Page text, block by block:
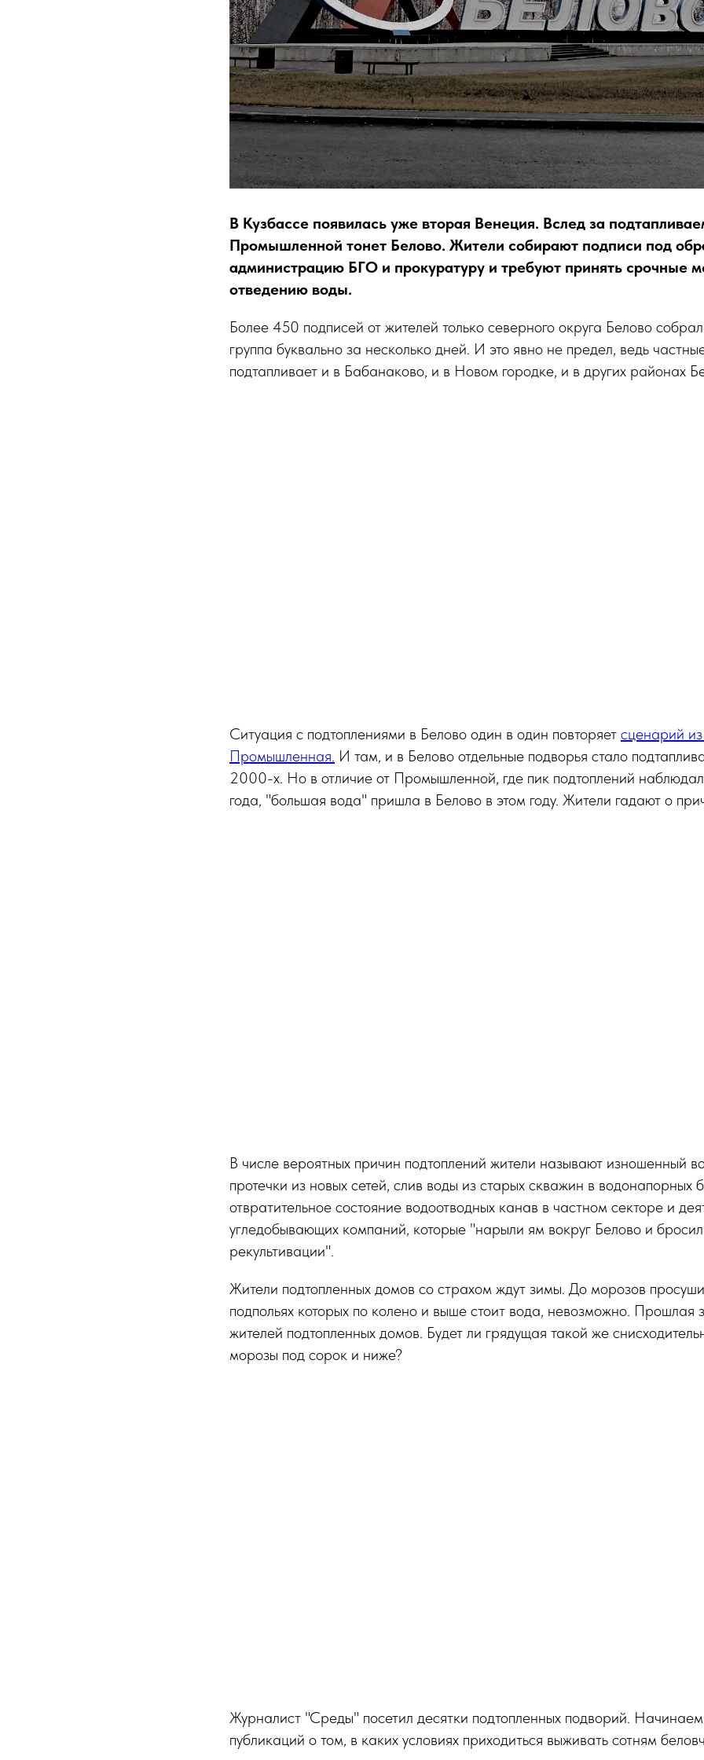
В Кузбассе появилась уже вторая Венеция. Вслед за
Промышленной тонет Белово. Жители собирают подписи под
администрацию БГО и прокуратуру и требуют принять срочные
отведению воды.
Более 450 подписей от жителей только северного округа Белово
группа буквально за несколько дней. И это явно не предел, ведь
подтапливает и в Бабанаково, и в Новом городке, и в других районах
Ситуация с подтоплениями в Белово один в один повторяет сценарий из
Промышленная. И там, и в Белово отдельные подворья стало
2000-х. Но в отличие от Промышленной, где пик подтоплений
года, "большая вода" пришла в Белово в этом году. Жители гадают о
В числе вероятных причин подтоплений жители называют изношенный
протечки из новых сетей, слив воды из старых скважин в водонапорных
отвратительное состояние водоотводных канав в частном секторе и
угледобывающих компаний, которые "нарыли ям вокруг Белово и
рекультивации".
Жители подтопленных домов со страхом ждут зимы. До морозов
подпольях которых по колено и выше стоит вода, невозможно. Прошлая
жителей подтопленных домов. Будет ли грядущая такой же
морозы под сорок и ниже?
Журналист "Среды" посетил десятки подтопленных подворий.
публикаций о том, в каких условиях приходиться выживать сотням